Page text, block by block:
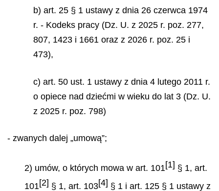
b) art. 25 § 1 ustawy z dnia 26 czerwca 1974
r. - Kodeks pracy (Dz. U. z 2025 r. poz. 277,
807, 1423 i 1661 oraz z 2026 r. poz. 25 i
473),
c) art. 50 ust. 1 ustawy z dnia 4 lutego 2011 r.
o opiece nad dziećmi w wieku do lat 3 (Dz. U.
z 2025 r. poz. 798)
- zwanych dalej „umową”;
2) umów, o których mowa w art. 101[1] § 1, art.
101[2] § 1, art. 103[4] § 1 i art. 125 § 1 ustawy z